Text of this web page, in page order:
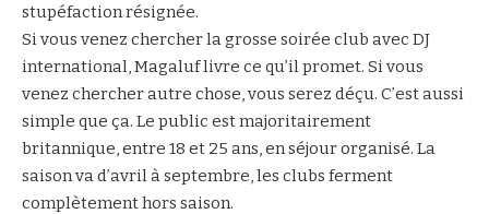
stupéfaction résignée.
Si vous venez chercher la grosse soirée club avec DJ
international, Magaluf livre ce qu’il promet. Si vous
venez chercher autre chose, vous serez déçu. C’est aussi
simple que ça. Le public est majoritairement
britannique, entre 18 et 25 ans, en séjour organisé. La
saison va d’avril à septembre, les clubs ferment
complètement hors saison.